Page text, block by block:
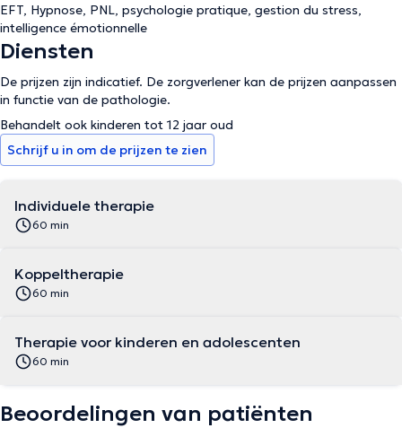
EFT, Hypnose, PNL, psychologie pratique, gestion du stress,
intelligence émotionnelle
Diensten
De prijzen zijn indicatief. De zorgverlener kan de prijzen aanpassen
in functie van de pathologie.
Behandelt ook kinderen tot 12 jaar oud
Schrijf u in om de prijzen te zien
Individuele therapie
60 min
Koppeltherapie
60 min
Therapie voor kinderen en adolescenten
60 min
Beoordelingen van patiënten